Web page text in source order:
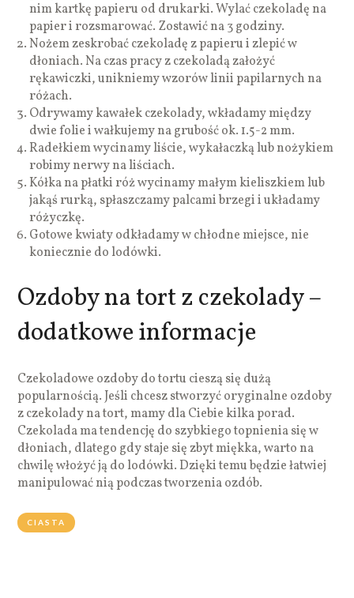
nim kartkę papieru od drukarki. Wylać czekoladę na
papier i rozsmarować. Zostawić na 3 godziny.
Nożem zeskrobać czekoladę z papieru i zlepić w
dłoniach. Na czas pracy z czekoladą założyć
rękawiczki, unikniemy wzorów linii papilarnych na
różach.
Odrywamy kawałek czekolady, wkładamy między
dwie folie i wałkujemy na grubość ok. 1.5-2 mm.
Radełkiem wycinamy liście, wykałaczką lub nożykiem
robimy nerwy na liściach.
Kółka na płatki róż wycinamy małym kieliszkiem lub
jakąś rurką, spłaszczamy palcami brzegi i układamy
różyczkę.
Gotowe kwiaty odkładamy w chłodne miejsce, nie
koniecznie do lodówki.
Ozdoby na tort z czekolady –
dodatkowe informacje
Czekoladowe ozdoby do tortu cieszą się dużą
popularnością. Jeśli chcesz stworzyć oryginalne ozdoby
z czekolady na tort, mamy dla Ciebie kilka porad.
Czekolada ma tendencję do szybkiego topnienia się w
dłoniach, dlatego gdy staje się zbyt miękka, warto na
chwilę włożyć ją do lodówki. Dzięki temu będzie łatwiej
manipulować nią podczas tworzenia ozdób.
CIASTA